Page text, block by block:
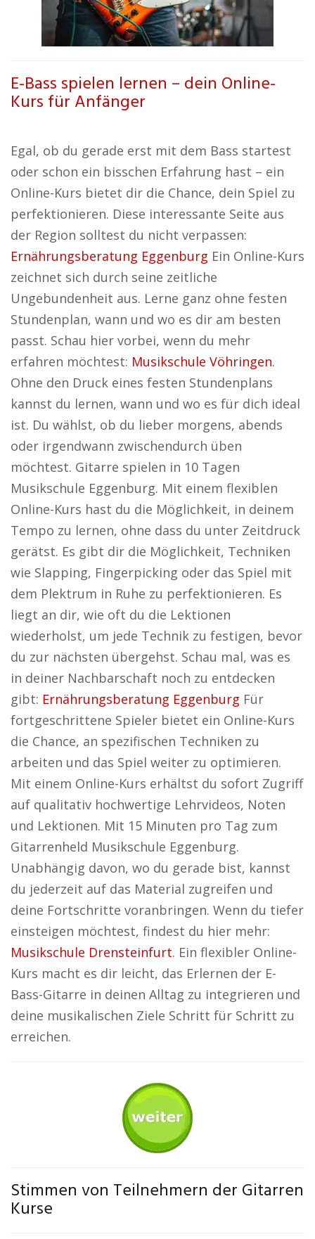
E-Bass spielen lernen – dein Online-
Kurs für Anfänger
Egal, ob du gerade erst mit dem Bass startest
oder schon ein bisschen Erfahrung hast – ein
Online-Kurs bietet dir die Chance, dein Spiel zu
perfektionieren. Diese interessante Seite aus
der Region solltest du nicht verpassen:
Ernährungsberatung Eggenburg Ein Online-Kurs
zeichnet sich durch seine zeitliche
Ungebundenheit aus. Lerne ganz ohne festen
Stundenplan, wann und wo es dir am besten
passt. Schau hier vorbei, wenn du mehr
erfahren möchtest: Musikschule Vöhringen.
Ohne den Druck eines festen Stundenplans
kannst du lernen, wann und wo es für dich ideal
ist. Du wählst, ob du lieber morgens, abends
oder irgendwann zwischendurch üben
möchtest. Gitarre spielen in 10 Tagen
Musikschule Eggenburg. Mit einem flexiblen
Online-Kurs hast du die Möglichkeit, in deinem
Tempo zu lernen, ohne dass du unter Zeitdruck
gerätst. Es gibt dir die Möglichkeit, Techniken
wie Slapping, Fingerpicking oder das Spiel mit
dem Plektrum in Ruhe zu perfektionieren. Es
liegt an dir, wie oft du die Lektionen
wiederholst, um jede Technik zu festigen, bevor
du zur nächsten übergehst. Schau mal, was es
in deiner Nachbarschaft noch zu entdecken
gibt: Ernährungsberatung Eggenburg Für
fortgeschrittene Spieler bietet ein Online-Kurs
die Chance, an spezifischen Techniken zu
arbeiten und das Spiel weiter zu optimieren.
Mit einem Online-Kurs erhältst du sofort Zugriff
auf qualitativ hochwertige Lehrvideos, Noten
und Lektionen. Mit 15 Minuten pro Tag zum
Gitarrenheld Musikschule Eggenburg.
Unabhängig davon, wo du gerade bist, kannst
du jederzeit auf das Material zugreifen und
deine Fortschritte voranbringen. Wenn du tiefer
einsteigen möchtest, findest du hier mehr:
Musikschule Drensteinfurt. Ein flexibler Online-
Kurs macht es dir leicht, das Erlernen der E-
Bass-Gitarre in deinen Alltag zu integrieren und
deine musikalischen Ziele Schritt für Schritt zu
erreichen.
Stimmen von Teilnehmern der Gitarren
Kurse